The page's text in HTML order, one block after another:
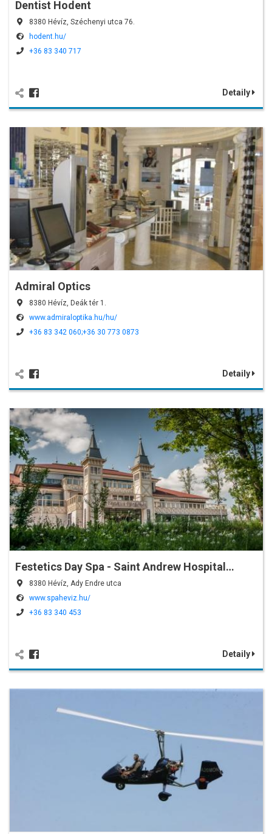
Dentist Hodent
8380 Hévíz, Széchenyi utca 76.
hodent.hu/
+36 83 340 717
Detaily
Admiral Optics
8380 Hévíz, Deák tér 1.
www.admiraloptika.hu/hu/
+36 83 342 060;+36 30 773 0873
Detaily
Festetics Day Spa - Saint Andrew Hospital…
8380 Hévíz, Ady Endre utca
www.spaheviz.hu/
+36 83 340 453
Detaily